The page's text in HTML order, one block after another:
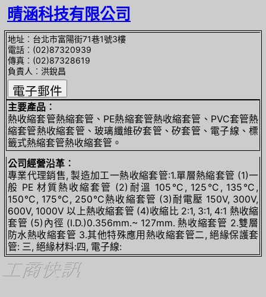
晴涵科技有限公司
地址︰台北市富陽街71巷1號3樓
電話︰(02)87320939
傳真︰(02)87328619
負責人︰洪銳昌
主要產品︰
熱收縮套管熱縮套管、PE熱縮套管熱收縮套管、PVC套管熱
縮套管熱收縮套管、玻璃纖維矽套管、矽套管、電子線、標
籤式熱縮套管熱收縮套管。
公司經營沿革︰
專業代理銷售, 製造加工一熱收縮套管:1.單層熱縮套管 (1)一
般 PE 材質熱收縮套管 (2)耐溫 105℃, 125℃, 135℃,
150℃, 175℃, 250℃熱收縮套管 (3)耐電壓 150V, 300V,
600V, 1000V 以上熱收縮套管 (4)收縮比 2:1, 3:1, 4:1 熱收縮
套管 (5)內徑 (I.D.)0.356mm.~ 127mm. 熱收縮套管 2.雙層
防水熱收縮套管 3.其他特殊應用熱收縮套管二, 絕緣保護套
管: 三, 絕緣材料:四, 電子線: